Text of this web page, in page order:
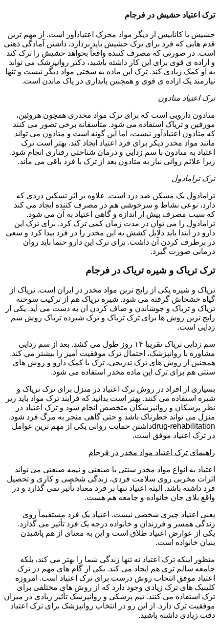
ترک اعتیاد حشیش در فرجام
حشیش یا کانابیس از دیگر مواد محرک اعتیادآور است. از مهم ترین
قدم هایی که فرد برای ترک حشیش باید بردارد، داشتن آمادگی ذهنی
است. در صورتی که مصرف کننده واقعاً بخواهد حشیش را ترک کند
و اراده ی قوی برای این کار داشته باشید، دکتر روانپزشک می تواند
به او کمک زیادی کند. ترک این ماده به سختی مواد دیگر نیست و تنها
نیازمند یک اراده ی قوی و همچنین پایداری در پاک ماندن است.
ترک اعتیاد متادون
متادون دارویی است که برای ترک مواد مخدری همچون هروئین،
مورفین و تریاک استفاده می شود. متأسفانه برخی تصور می کنند
که متادون اعتیادآور نیست، اما این گونه است و متادون می تواند
مانند مواد مخدر دیکر برای فرد اعتیاد ایجاد کند. بهتر است ترک
اعتیاد به متادون با سم زدایی و درمان شناختی رفتاری انجام شود.
زیرا علائم روانی نیاز به متادون بعد از ترک با فرد باقی می ماند.
ترک ترامادول
ترامادول یک مسکن ضد درد است. علاوه بر اثر تسکین دردی که
دارد، نوعی نشاط و سرخوشی هم در مصرف کننده ایجاد می کند
که سبب مصرف بیش از اندازه و گاهی اعتیاد به آن می شود.
ترامادول را می توان در مدت زمان کمی ترک کرد. برای ترک این
دارو در ابتدا باید دلایل کشش به این مخدر را در فرد پیدا کرد و سعی
در برطرف کردن آن داشت. برای ترک این دارو حتما باید روان
درمانی صورت گیرد.
ترک تریاک و شیره تریاک در فرجام
تریاک و شیره یکی از رایج ترین مواد مخدر در ایران است. تریاک از
گیاه خشخاش گرفته می شود. شیره تریاک هم از ترکیب سوخته
تریاک و تریاک و جوشاندن و صاف کردن آن به دست می آید. یکی از
رایج ترین روش ها برای ترک تریاک و ترک شیرده تریاک روش سم
زدایی است.
سم زدایی تریاک تقریبا ۱۴ روز طول می کشد. بعد از سم زدایی
مشاوره با روانپزشک، احتمال ترک موفقیت آمیز را بیشتر می کند.
همچنین از روش های ترک تدریجی، ترک با کمک دارو و روش های
سنتی هم برای ترک این ماده مخدر استفاده می شود.
بسیاری از افراد در روش ترک اعتیاد در منزل برای ترک تریاک و
شیره استفاده می کنند. بهتر است بدانید که فرایند ترک مواد باید زیر
نظر پزشکان و روانپزشکان متخصص انجام شود و ترک اعتیاد در
منزل می تواند خطرناک باشد و حتی گاهی منجر به مرگ فرد شود.
drug-rehabilitationداشتن حمایت روانی یکی از مهم ترین عوامل
در ترک اعتیاد موفق است.
راهنمای ترک اعتیاد مواد مخدر در فرجام
اعتیاد به انواع مواد مخدر سنتی یا صنعتی و نیمه صنعتی می تواند
اثرات مخربی روی سلامت فردی، زندگی شخصی و کاری و تحصیل
فرد داشته باشد. البته اعتیاد تنها بر فرد معتاد تأثیر نمی گذارد و در
واقع بلای جان خانواده و جامعه هم هست.
یعنی اعتیاد چیزی شخصی نیست. اعتیاد یک فرد مستقیماً روی
زندگی همسر و فرزندان و خانواده درجه یک فرد تأثیر می گذارد.
یکی از عوارض اعتیاد طلاق است و این به معنای از هم پاشیدن
بنیان خانواده است.
منظور اینکه ترک اعتیاد نه تنها زندگی شما را بهتر می کند، بلکه
جامعه سالم تری هم ایجاد می کند. یکی از گام های مهم در ترک
اعتیاد موفق انتخاب روش درست برای ترک اعتیاد است. امروزه
کلینیک های ترک زیادی وجود دارد که از روش های مختلفی برای
ترک استفاده می کنند. تیم پزشکی و روانپزشک تأثیر زیادی در میزان
موفقیت ترک دارد. از این رو در انتخاب روانپزشک برای ترک اعتیاد
دقت زیادی داشته باشید.